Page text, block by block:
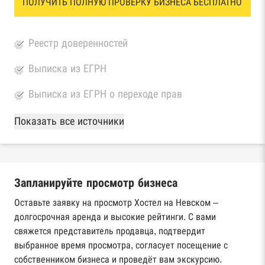
Реестр доверенностей
Выписка из ЕГРН
Выписка из ЕГРН о переходе прав
База Росстата
Реестры ЕГРЮЛ и ЕГРИП Федеральной
Реестр государственных контрактов
Федерального казначейства
Картотека арбитражных дел Высшего
арбитражного суда
Показать все источники
Запланируйте просмотр бизнеса
Оставьте заявку на просмотр Хостел на Невском –
долгосрочная аренда и высокие рейтинги. С вами
свяжется представитель продавца, подтвердит
выбранное время просмотра, согласует посещение с
собственником бизнеса и проведёт вам экскурсию.